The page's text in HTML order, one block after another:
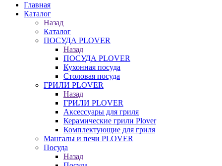
Главная
Каталог
Назад
Каталог
ПОСУДА PLOVER
Назад
ПОСУДА PLOVER
Кухонная посуда
Столовая посуда
ГРИЛИ PLOVER
Назад
ГРИЛИ PLOVER
Аксессуары для гриля
Керамические грили Plover
Комплектующие для гриля
Мангалы и печи PLOVER
Посуда
Назад